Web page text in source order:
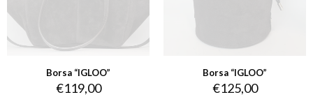
Borsa “IGLOO”
€119,00
Borsa “IGLOO”
€125,00